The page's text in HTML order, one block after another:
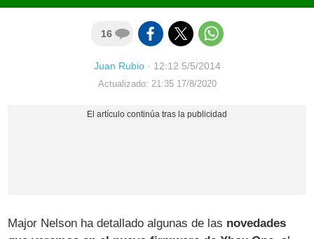
16
Juan Rubio· 12:12 5/5/2014
Actualizado: 21:35 17/8/2020
Major Nelson ha detallado algunas de las novedades